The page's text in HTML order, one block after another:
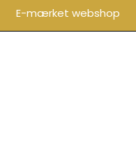
E-mærket webshop